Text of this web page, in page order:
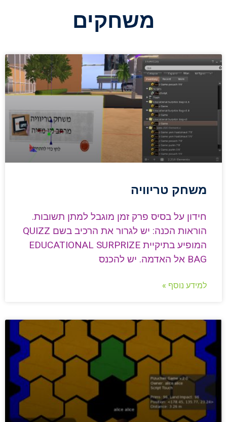
משחקים
משחק טריוויה
חידון על בסיס פרק זמן מוגבל למתן תשובות.
הוראות הכנה: יש לגרור את הרכיב בשם QUIZZ
המופיע בתיקיית EDUCATIONAL SURPRIZE
BAG אל האדמה. יש להכנס
למידע נוסף »